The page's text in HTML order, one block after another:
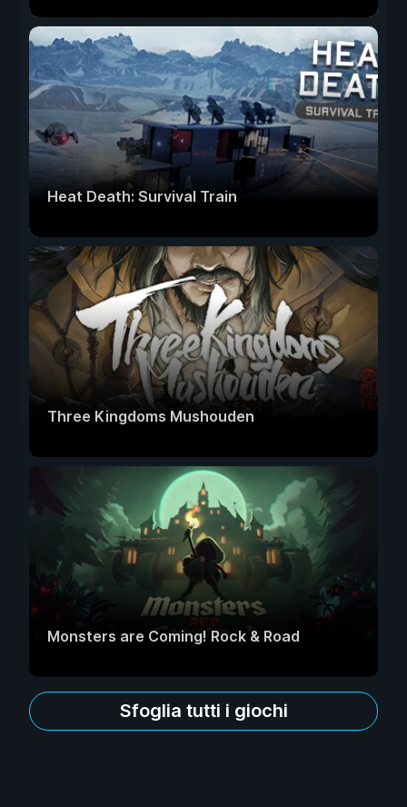
Heat Death: Survival Train
Three Kingdoms Mushouden
Monsters are Coming! Rock & Road
Sfoglia tutti i giochi